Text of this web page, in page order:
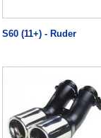
S60 (11+) - Ruder